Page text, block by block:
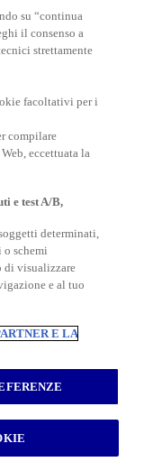
e Riassicurazioni
du Régent – Capitale
AXA Partners N.
I.00014 -
Registro delle Imprese di
- Cod. Fisc.
su “continua
il consenso a
strettamente
facoltativi per i
compilare
eccettuata la
e test A/B,
determinati,
schemi
di visualizzare
e al tuo
E LA